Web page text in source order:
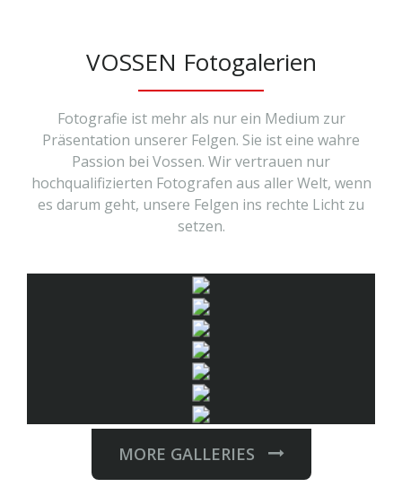
VOSSEN Fotogalerien
Fotografie ist mehr als nur ein Medium zur
Präsentation unserer Felgen. Sie ist eine wahre
Passion bei Vossen. Wir vertrauen nur
hochqualifizierten Fotografen aus aller Welt, wenn
es darum geht, unsere Felgen ins rechte Licht zu
setzen.
MORE GALLERIES